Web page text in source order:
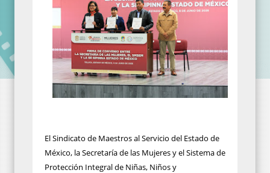
El Sindicato de Maestros al Servicio del Estado de
México, la Secretaría de las Mujeres y el Sistema de
Protección Integral de Niñas, Niños y